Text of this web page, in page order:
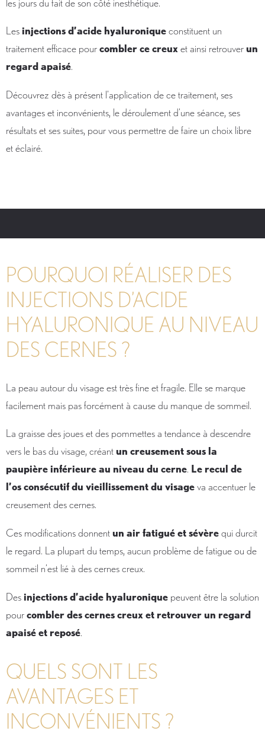
Lesinjections d’acide hyaluroniqueconstituent un
traitement efficace pourcombler ce creuxet ainsi retrouverun
regard apaisé.
Découvrez dès à présent l’application de ce traitement, ses
avantages et inconvénients, le déroulement d’une séance, ses
résultats et ses suites, pour vous permettre de faire un choix libre
et éclairé.
POURQUOI RÉALISER DES
INJECTIONS D’ACIDE
HYALURONIQUE AU NIVEAU
DES CERNES ?
La peau autour du visage est très fine et fragile. Elle se marque
facilement mais pas forcément à cause du manque de sommeil.
La graisse des joues et des pommettes a tendance à descendre
vers le bas du visage, créantun creusement sous la
paupière inférieure au niveau du cerne. Le recul de
l’os consécutif du vieillissement du visageva accentuer le
creusement des cernes.
Ces modifications donnentun air fatigué et sévèrequi durcit
le regard. La plupart du temps, aucun problème de fatigue ou de
sommeil n’est lié à des cernes creux.
Desinjections d’acide hyaluronique peuvent être la solution
pourcombler des cernes creux et retrouver un regard
apaisé et reposé.
QUELS SONT LES
AVANTAGES ET
INCONVÉNIENTS ?